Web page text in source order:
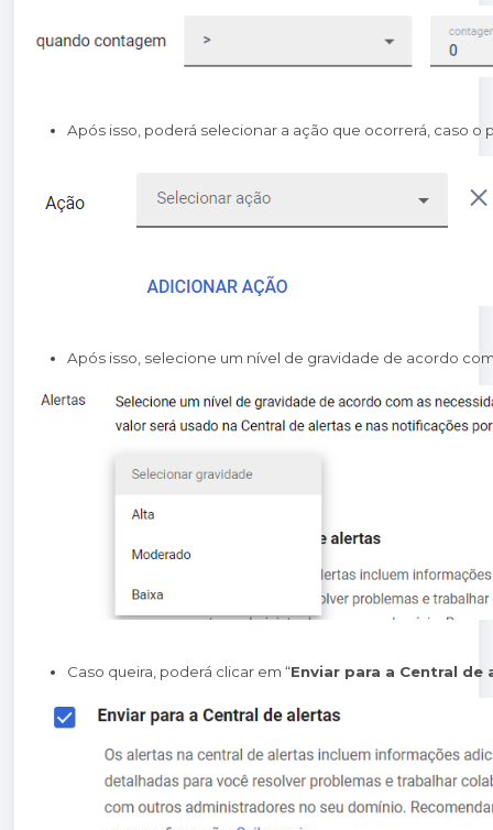
Após isso, poderá selecionar a ação que ocorrerá, caso
Após isso, selecione um nível de gravidade de acordo
Caso queira, poderá clicar em “Enviar para a Central de